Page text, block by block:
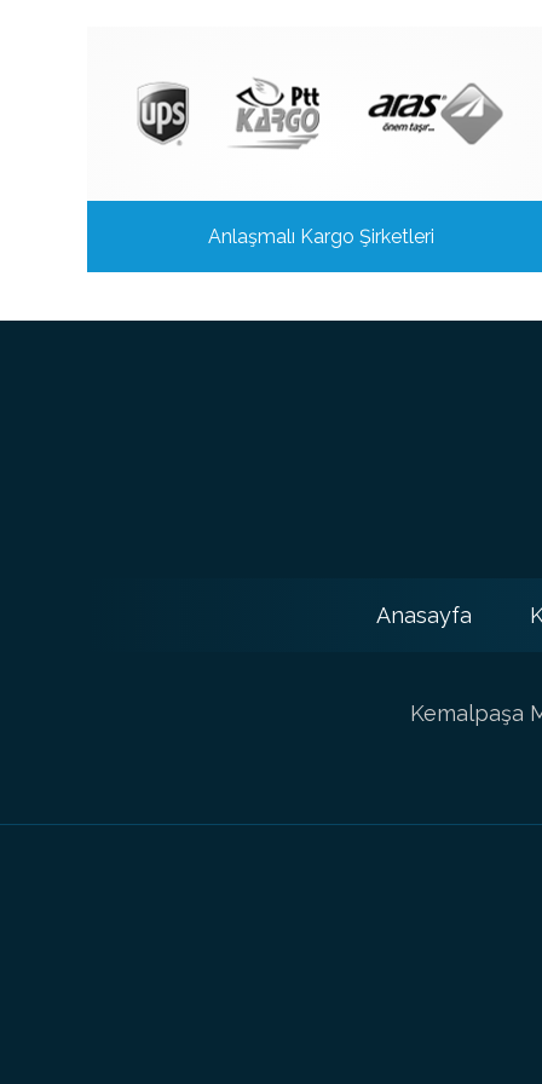
Anlaşmalı Kargo Şirketleri
Anasayfa
Kemalpaşa